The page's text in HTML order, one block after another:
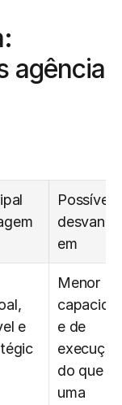
agência
Possível
em
e
Menor
e de
execução
do que
uma